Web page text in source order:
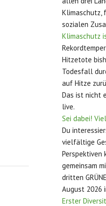
Klimaschutz,
sozialen
Klimaschutz
Hitzetote
Todesfall
auf Hitze
Das ist nicht
live.
Sei dabei!
Du
vielfältige
Perspektiven
gemeinsam
dritten
August 2026
Erster